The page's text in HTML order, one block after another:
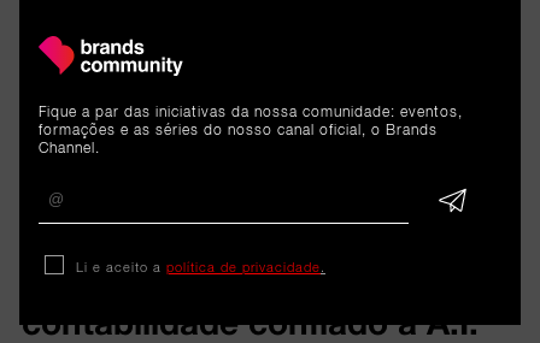
ARTIGOS
RELACIONADOS
Tally: O futuro da
contabilidade confiado à A.I.
Fique a par das iniciativas da nossa comunidade: eventos,
formações e as séries do nosso canal oficial, o Brands
Channel.
Li e aceito a política de privacidade